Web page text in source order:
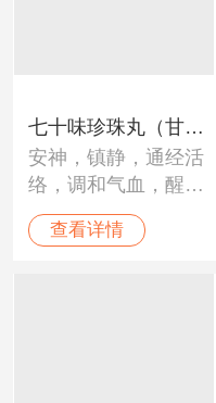
七十味珍珠丸（甘
露）
安神，镇静，通经活
络，调和气血，醒脑
开窍。用于“黑白脉
病”、“龙血”不调；中
查看详情